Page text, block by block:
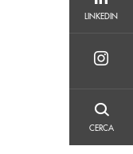
LINKEDIN
CERCA